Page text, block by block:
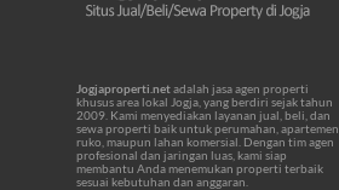
Jogjaproperti.netadalah jasa agen properti
khusus area lokal Jogja, yang berdiri sejak tahun
2009. Kami menyediakan layanan jual, beli, dan
sewa properti baik untuk perumahan, apartemen,
ruko, maupun lahan komersial. Dengan tim agen
profesional dan jaringan luas, kami siap
membantu Anda menemukan properti terbaik
sesuai kebutuhan dan anggaran.